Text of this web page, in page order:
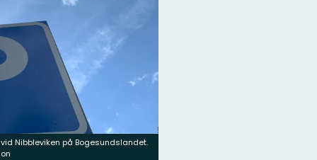
Nibbleviken på Bogesundslandet.